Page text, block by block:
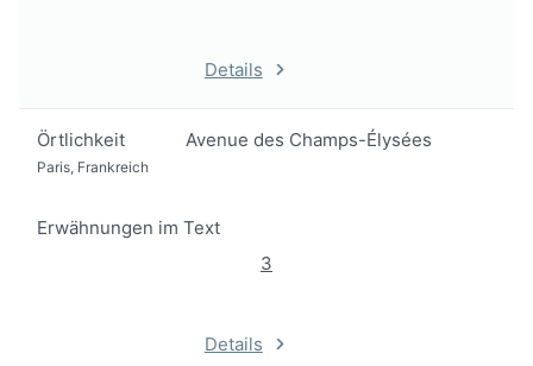
Details
Örtlichkeit Avenue des Champs-Élysées
Paris, Frankreich
Erwähnungen im Text
3
Details